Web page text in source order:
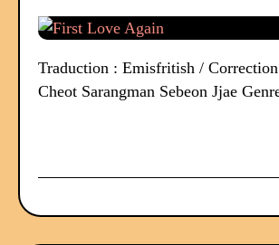
Traduction : Emisfritish /
Cheot Sarangman Sebeon Jjae